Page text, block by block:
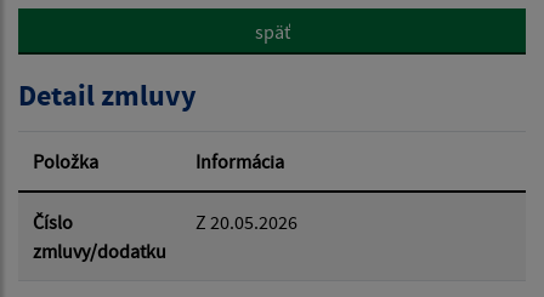
Hľadať v:
Dátum od:
späť
Detail zmluvy
Položka Informácia
Číslo
zmluvy/dodatku
Z 20.05.2026